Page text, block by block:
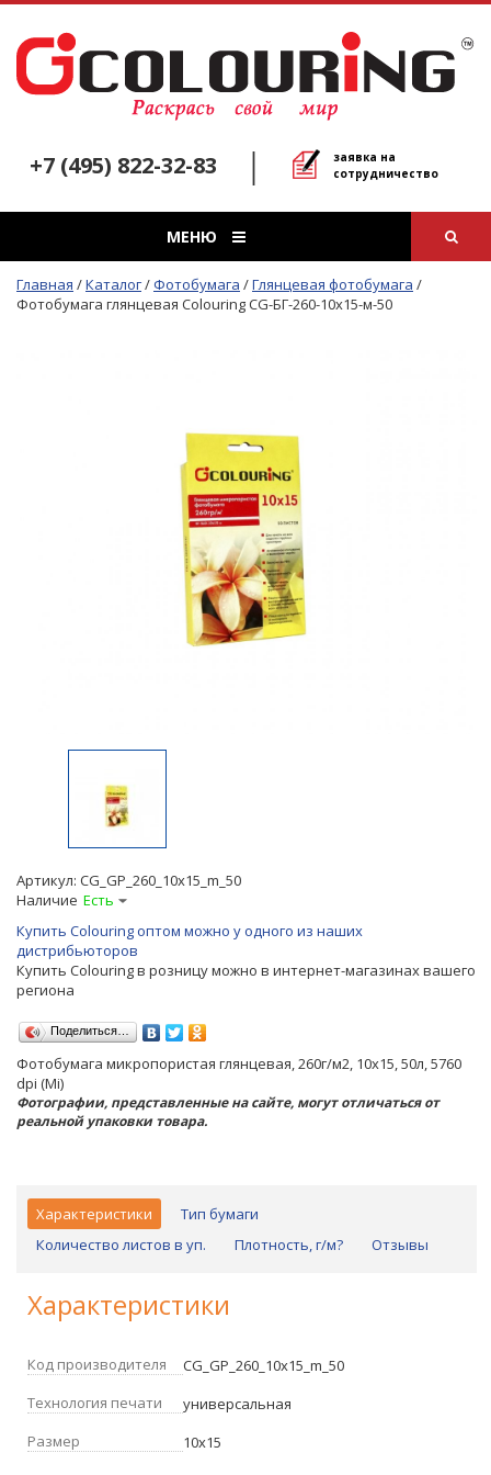
+7 (495) 822-32-83
заявка на
сотрудничество
МЕНЮ
Главная /Каталог/ Фотобумага /Глянцевая фотобумага /
Фотобумага глянцевая Colouring CG-БГ-260-10х15-м-50
Артикул: CG_GP_260_10x15_m_50
Наличие Есть
Купить Colouring оптом можно у одного из наших
дистрибьюторов
Купить Colouring в розницу можно в интернет-магазинах вашего
региона
Поделиться…
Фотобумага микропористая глянцевая, 260г/м2, 10х15, 50л, 5760
dpi (Mi)
Фотографии, представленные на сайте, могут отличаться от
реальной упаковки товара.
Характеристики
Тип бумаги
Количество листов в уп.
Плотность, г/м? Отзывы
Характеристики
Код производителя
CG_GP_260_10x15_m_50
Технология печати
универсальная
Размер
10х15